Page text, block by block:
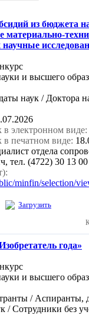
из бюджета
материально-
и высшего
наук / Доктора
в электронном виде:
в печатном виде:
отдела
тел. (4722) 30 13
minfin/selection/
Загрузить
года»
и высшего
/ Аспиранты,
/ Сотрудники без